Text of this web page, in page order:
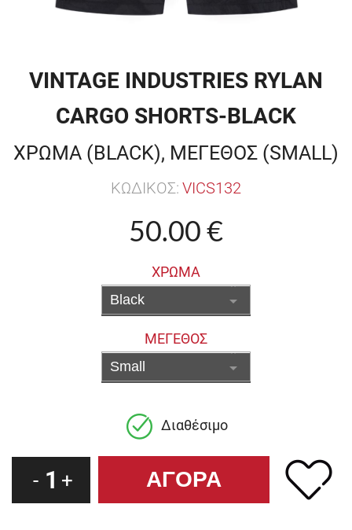
VINTAGE INDUSTRIES RYLAN
CARGO SHORTS-BLACK
ΧΡΩΜΑ (BLACK), ΜΕΓΕΘΟΣ (SMALL)
ΚΩΔΙΚΟΣ: VICS132
50.00 €
ΧΡΩΜΑ
ΜΕΓΕΘΟΣ
Διαθέσιμο
- 1 +